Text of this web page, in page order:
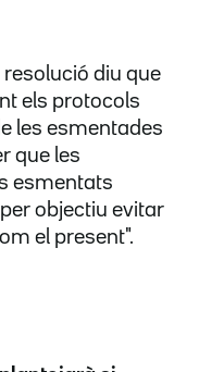
diu que
els protocols
les esmentades
que les
esmentats
objectiu evitar
el present".